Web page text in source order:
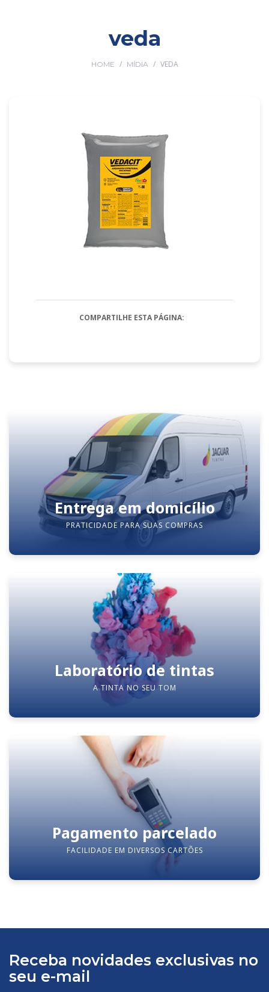
veda
HOME / MÍDIA / VEDA
COMPARTILHE ESTA PÁGINA:
Entrega em domicílio
PRATICIDADE PARA SUAS COMPRAS
Laboratório de tintas
A TINTA NO SEU TOM
Pagamento parcelado
FACILIDADE EM DIVERSOS CARTÕES
Receba novidades exclusivas no
seu e-mail